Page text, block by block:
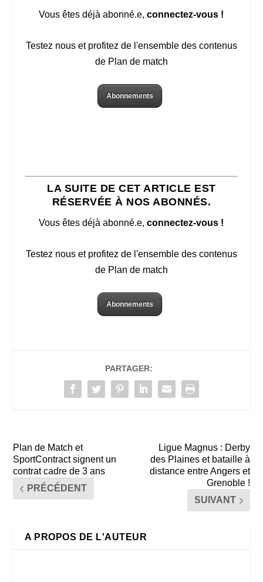
Vous êtes déjà abonné.e,connectez-vous !
Testez nous et profitez de l'ensemble des contenus
de Plan de match
Abonnements
LA SUITE DE CET ARTICLE EST
RÉSERVÉE À NOS ABONNÉS.
Vous êtes déjà abonné.e,connectez-vous !
Testez nous et profitez de l'ensemble des contenus
de Plan de match
Abonnements
PARTAGER:
Plan de Match et
SportContract signent un
contrat cadre de 3 ans
PRÉCÉDENT
Ligue Magnus : Derby
des Plaines et bataille à
distance entre Angers et
Grenoble !
SUIVANT
A PROPOS DE L'AUTEUR